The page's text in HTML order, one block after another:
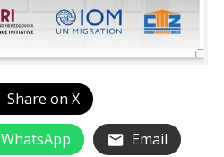
Share on X
WhatsApp Email